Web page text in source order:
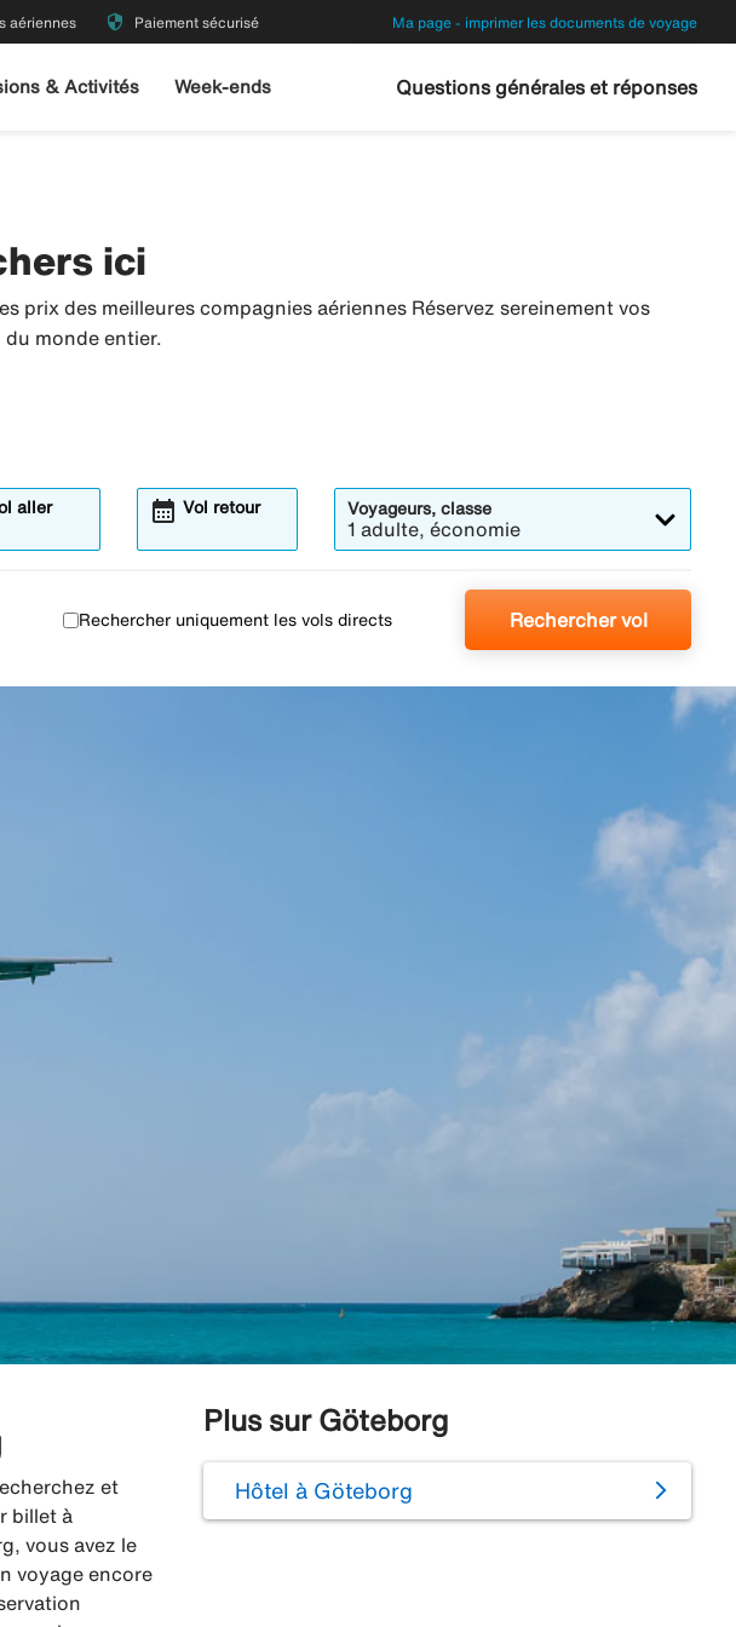
aériennes security Paiement sécurisé Ma page - imprimer les documents de voyage
& Activités Week-ends Questions générales et réponses
ici
prix des meilleures compagnies aériennes Réservez sereinement vos
monde entier.
aller Vol retour
calendar_month Voyageurs, classe
1 adulte, économie
Rechercher uniquement les vols directs Rechercher vol
et
billet à
vous avez le
voyage encore
Plus sur Göteborg
Hôtel à Göteborg